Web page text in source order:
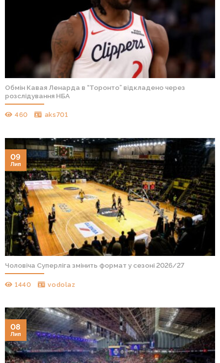
Обмін Кавая Ленарда в “Торонто” відкладено через
розслідування НБА
460 aks701
Чоловіча Суперліга змінить формат у сезоні 2026/27
1440 vodolaz
09
Лип
08
Лип